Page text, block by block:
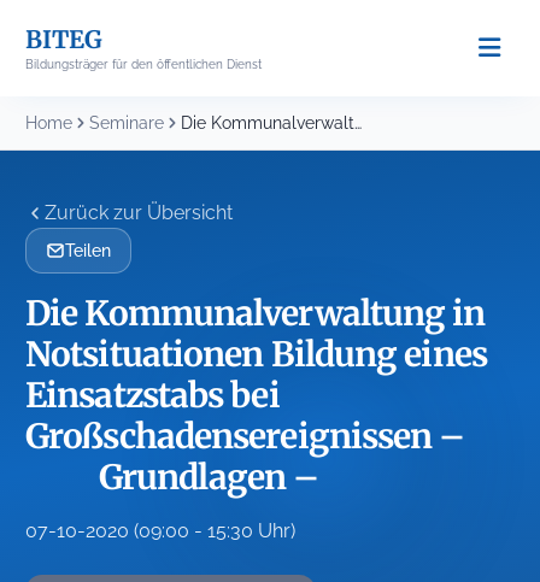
content
BITEG
Bildungsträger für den öffentlichen Dienst
Home Seminare Die Kommunalverwaltung in Notsituationen Bildung eines Einsatzstabs bei...
Zurück zur Übersicht
Teilen
Die Kommunalverwaltung in
Notsituationen Bildung eines
Einsatzstabs bei
Großschadensereignissen –
Grundlagen –
07-10-2020 (09:00 - 15:30 Uhr)